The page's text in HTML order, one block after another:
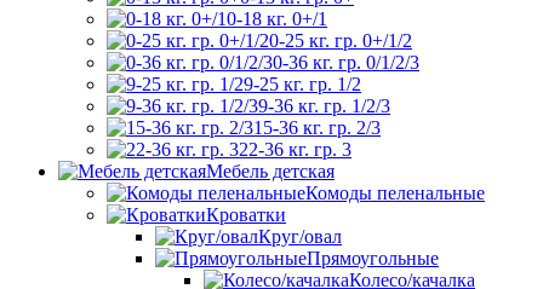
0-18 кг. 0+/1
0-25 кг. гр. 0+/1/2
0-36 кг. гр. 0/1/2/3
9-25 кг. гр. 1/2
9-36 кг. гр. 1/2/3
15-36 кг. гр. 2/3
22-36 кг. гр. 3
Мебель детская
Комоды пеленальные
Кроватки
Круг/овал
Прямоугольные
Колесо/качалка